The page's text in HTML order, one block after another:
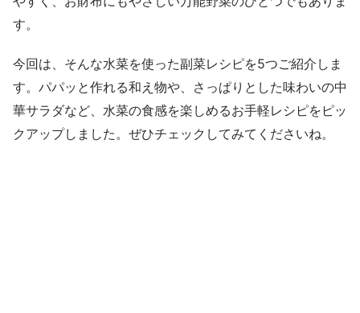
す。
今回は、そんな水菜を使った副菜レシピを5つご紹介しま
す。パパッと作れる和え物や、さっぱりとした味わいの中
華サラダなど、水菜の食感を楽しめるお手軽レシピをピッ
クアップしました。ぜひチェックしてみてくださいね。